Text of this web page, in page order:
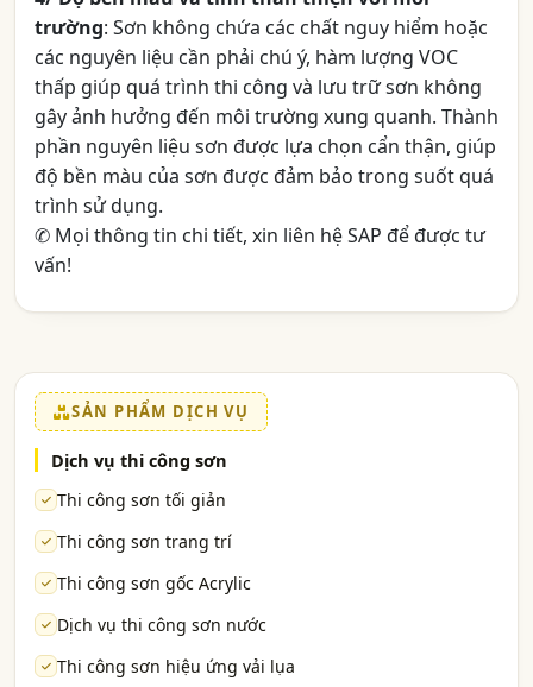
trường: Sơn không chứa các chất nguy hiểm hoặc
các nguyên liệu cần phải chú ý, hàm lượng VOC
thấp giúp quá trình thi công và lưu trữ sơn không
gây ảnh hưởng đến môi trường xung quanh. Thành
phần nguyên liệu sơn được lựa chọn cẩn thận, giúp
độ bền màu của sơn được đảm bảo trong suốt quá
trình sử dụng.
✆ Mọi thông tin chi tiết, xin liên hệ SAP để được tư
vấn!
SẢN PHẨM DỊCH VỤ
Dịch vụ thi công sơn
Thi công sơn tối giản
Thi công sơn trang trí
Thi công sơn gốc Acrylic
Dịch vụ thi công sơn nước
Thi công sơn hiệu ứng vải lụa